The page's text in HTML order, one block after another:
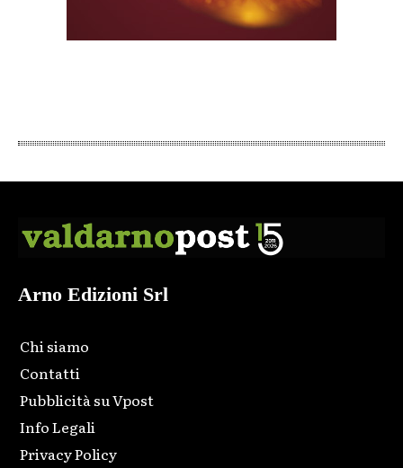
Arno Edizioni Srl
Chi siamo
Contatti
Pubblicità su Vpost
Info Legali
Privacy Policy